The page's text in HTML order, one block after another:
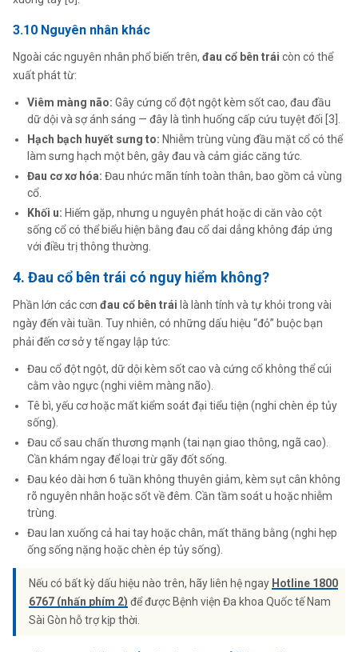
3.10 Nguyên nhân khác
Ngoài các nguyên nhân phổ biến trên, đau cổ bên trái còn có thể
xuất phát từ:
Viêm màng não: Gây cứng cổ đột ngột kèm sốt cao, đau đầu
dữ dội và sợ ánh sáng — đây là tình huống cấp cứu tuyệt đối [3].
Hạch bạch huyết sưng to: Nhiễm trùng vùng đầu mặt cổ có thể
làm sưng hạch một bên, gây đau và cảm giác căng tức.
Đau cơ xơ hóa: Đau nhức mãn tính toàn thân, bao gồm cả vùng
cổ.
Khối u: Hiếm gặp, nhưng u nguyên phát hoặc di căn vào cột
sống cổ có thể biểu hiện bằng đau cổ dai dẳng không đáp ứng
với điều trị thông thường.
4. Đau cổ bên trái có nguy hiểm không?
Phần lớn các cơn đau cổ bên trái là lành tính và tự khỏi trong vài
ngày đến vài tuần. Tuy nhiên, có những dấu hiệu “đỏ” buộc bạn
phải đến cơ sở y tế ngay lập tức:
Đau cổ đột ngột, dữ dội kèm sốt cao và cứng cổ không thể cúi
cằm vào ngực (nghi viêm màng não).
Tê bì, yếu cơ hoặc mất kiểm soát đại tiểu tiện (nghi chèn ép tủy
sống).
Đau cổ sau chấn thương mạnh (tai nạn giao thông, ngã cao).
Cần khám ngay để loại trừ gãy đốt sống.
Đau kéo dài hơn 6 tuần không thuyên giảm, kèm sụt cân không
rõ nguyên nhân hoặc sốt về đêm. Cần tầm soát u hoặc nhiễm
trùng.
Đau lan xuống cả hai tay hoặc chân, mất thăng bằng (nghi hẹp
ống sống nặng hoặc chèn ép tủy sống).
Nếu có bất kỳ dấu hiệu nào trên, hãy liên hệ ngay Hotline 1800
6767 (nhấn phím 2) để được Bệnh viện Đa khoa Quốc tế Nam
Sài Gòn hỗ trợ kịp thời.